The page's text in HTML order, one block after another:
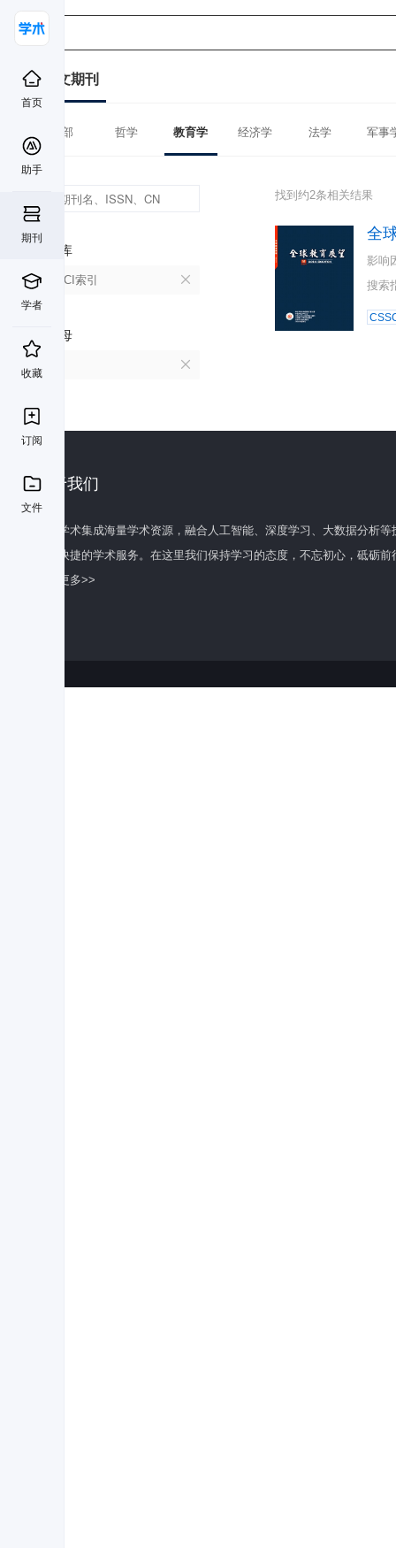
首页
助手
期刊
学者
收藏
订阅
文件
中文期刊
全部 哲学 教育学 经济学 法学 军事
数据库
CSSCI索引
首字母
找到约2条相关结果
全
影响
搜索
关于我们
百度学术集成海量学术资源，融合人工智能、深度学习、大数据分析
全面快捷的学术服务。在这里我们保持学习的态度，不忘初心，砥砺前
了解更多>>